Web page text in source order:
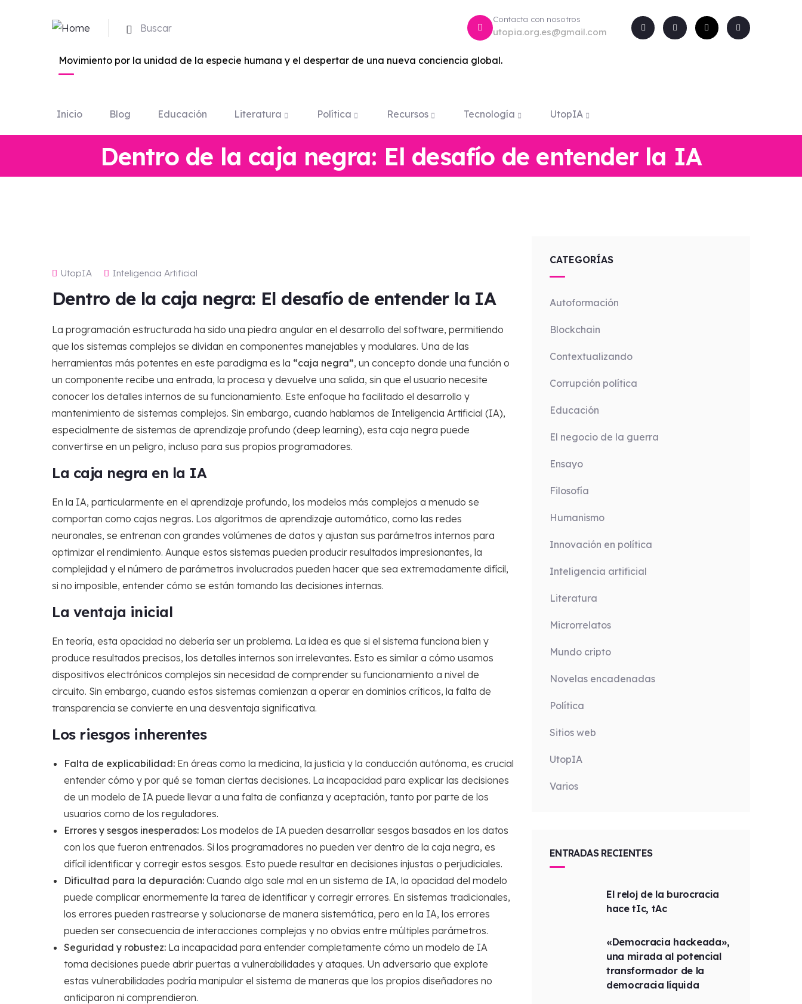
Buscar
Contacta con nosotros
utopia.org.es@gmail.com
Movimiento por la unidad de la especie humana y el despertar de una nueva conciencia global.
Inicio Blog Educación Literatura Política Recursos Tecnología UtopIA
Dentro de la caja negra: El desafío de entender la IA
UtopIA Inteligencia Artificial
Dentro de la caja negra: El desafío de entender la IA
La programación estructurada ha sido una piedra angular en el desarrollo del software, permitiendo
que los sistemas complejos se dividan en componentes manejables y modulares. Una de las
herramientas más potentes en este paradigma es la “caja negra”, un concepto donde una función o
un componente recibe una entrada, la procesa y devuelve una salida, sin que el usuario necesite
conocer los detalles internos de su funcionamiento. Este enfoque ha facilitado el desarrollo y
mantenimiento de sistemas complejos. Sin embargo, cuando hablamos de Inteligencia Artificial (IA),
especialmente de sistemas de aprendizaje profundo (deep learning), esta caja negra puede
convertirse en un peligro, incluso para sus propios programadores.
La caja negra en la IA
En la IA, particularmente en el aprendizaje profundo, los modelos más complejos a menudo se
comportan como cajas negras. Los algoritmos de aprendizaje automático, como las redes
neuronales, se entrenan con grandes volúmenes de datos y ajustan sus parámetros internos para
optimizar el rendimiento. Aunque estos sistemas pueden producir resultados impresionantes, la
complejidad y el número de parámetros involucrados pueden hacer que sea extremadamente difícil,
si no imposible, entender cómo se están tomando las decisiones internas.
La ventaja inicial
En teoría, esta opacidad no debería ser un problema. La idea es que si el sistema funciona bien y
produce resultados precisos, los detalles internos son irrelevantes. Esto es similar a cómo usamos
dispositivos electrónicos complejos sin necesidad de comprender su funcionamiento a nivel de
circuito. Sin embargo, cuando estos sistemas comienzan a operar en dominios críticos, la falta de
transparencia se convierte en una desventaja significativa.
Los riesgos inherentes
Falta de explicabilidad: En áreas como la medicina, la justicia y la conducción autónoma, es crucial
entender cómo y por qué se toman ciertas decisiones. La incapacidad para explicar las decisiones
de un modelo de IA puede llevar a una falta de confianza y aceptación, tanto por parte de los
usuarios como de los reguladores.
Errores y sesgos inesperados: Los modelos de IA pueden desarrollar sesgos basados en los datos
con los que fueron entrenados. Si los programadores no pueden ver dentro de la caja negra, es
difícil identificar y corregir estos sesgos. Esto puede resultar en decisiones injustas o perjudiciales.
Dificultad para la depuración: Cuando algo sale mal en un sistema de IA, la opacidad del modelo
puede complicar enormemente la tarea de identificar y corregir errores. En sistemas tradicionales,
los errores pueden rastrearse y solucionarse de manera sistemática, pero en la IA, los errores
pueden ser consecuencia de interacciones complejas y no obvias entre múltiples parámetros.
Seguridad y robustez: La incapacidad para entender completamente cómo un modelo de IA
toma decisiones puede abrir puertas a vulnerabilidades y ataques. Un adversario que explote
estas vulnerabilidades podría manipular el sistema de maneras que los propios diseñadores no
anticiparon ni comprendieron.
CATEGORÍAS
Autoformación
Blockchain
Contextualizando
Corrupción política
Educación
El negocio de la guerra
Ensayo
Filosofía
Humanismo
Innovación en política
Inteligencia artificial
Literatura
Microrrelatos
Mundo cripto
Novelas encadenadas
Política
Sitios web
UtopIA
Varios
ENTRADAS RECIENTES
El reloj de la burocracia
hace tIc, tAc
«Democracia hackeada»,
una mirada al potencial
transformador de la
democracia líquida